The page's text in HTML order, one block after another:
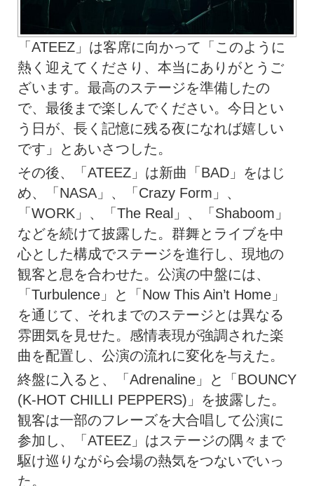
「ATEEZ」は客席に向かって「このように
熱く迎えてくださり、本当にありがとうご
ざいます。最高のステージを準備したの
で、最後まで楽しんでください。今日とい
う日が、長く記憶に残る夜になれば嬉しい
です」とあいさつした。
その後、「ATEEZ」は新曲「BAD」をはじ
め、「NASA」、「Crazy Form」、
「WORK」、「The Real」、「Shaboom」
などを続けて披露した。群舞とライブを中
心とした構成でステージを進行し、現地の
観客と息を合わせた。公演の中盤には、
「Turbulence」と「Now This Ain’t Home」
を通じて、それまでのステージとは異なる
雰囲気を見せた。感情表現が強調された楽
曲を配置し、公演の流れに変化を与えた。
終盤に入ると、「Adrenaline」と「BOUNCY
(K-HOT CHILLI PEPPERS)」を披露した。
観客は一部のフレーズを大合唱して公演に
参加し、「ATEEZ」はステージの隅々まで
駆け巡りながら会場の熱気をつないでいっ
た。